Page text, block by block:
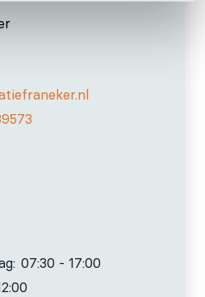
07:30 - 17:00